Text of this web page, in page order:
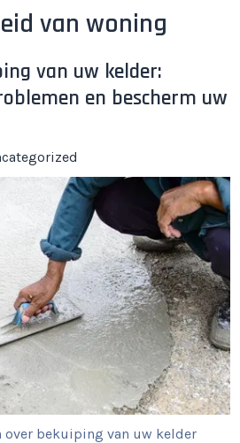
van woning
van uw kelder:
en bescherm uw
over bekuiping van uw kelder